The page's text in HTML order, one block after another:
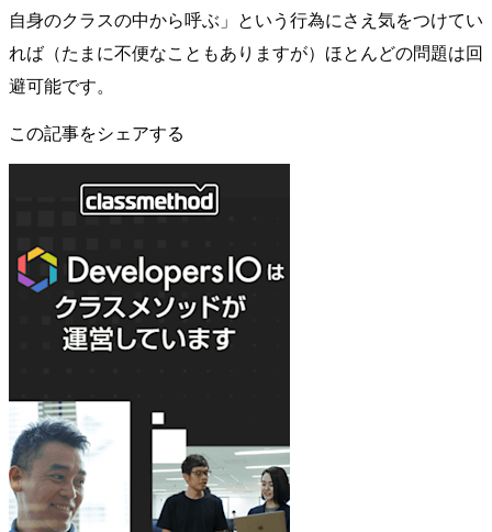
自身のクラスの中から呼ぶ」という行為にさえ気をつけてい
れば（たまに不便なこともありますが）ほとんどの問題は回
避可能です。
この記事をシェアする